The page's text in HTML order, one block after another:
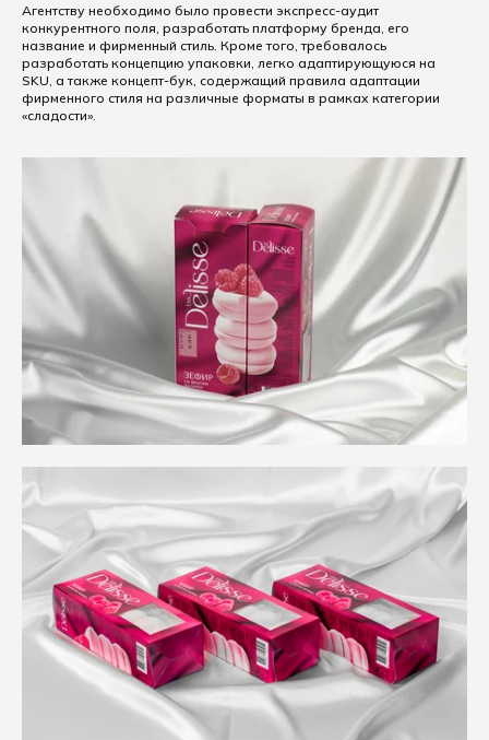
Агентству необходимо было провести экспресс-аудит
конкурентного поля, разработать платформу бренда, его
название и фирменный стиль. Кроме того, требовалось
разработать концепцию упаковки, легко адаптирующуюся на
SKU, а также концепт-бук, содержащий правила адаптации
фирменного стиля на различные форматы в рамках категории
«сладости».